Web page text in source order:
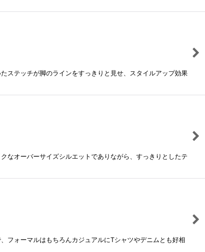
ステッチが脚のラインをすっきりと見せ、スタイルアップ効果
なオーバーサイズシルエットでありながら、すっきりとしたテ
フォーマルはもちろんカジュアルにTシャツやデニムとも好相